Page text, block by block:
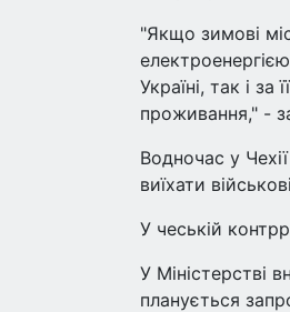
"Якщо зимові
Україні, так і
проживання," -
Водночас у
виїхати
У чеській
У Міністерстві
планується